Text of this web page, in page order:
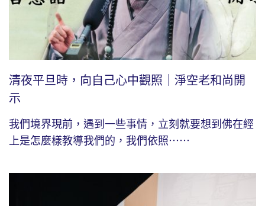
清夜平旦時，向自己心中觀照｜淨空老和尚開
示
我們境界現前，遇到一些事情，立刻就要想到佛在經
上是怎麼樣教導我們的，我們依照⋯⋯